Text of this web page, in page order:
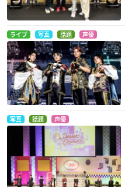
ライブ 写真 話題 声優
写真 話題 声優